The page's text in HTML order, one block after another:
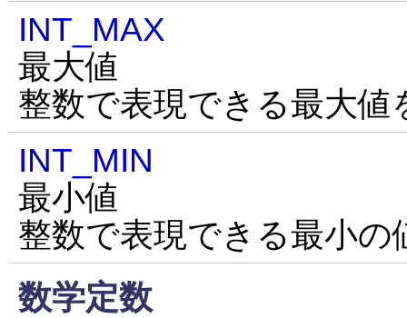
INT_MAX
最大値
整数で表現できる最大値
INT_MIN
最小値
整数で表現できる最小
数学定数